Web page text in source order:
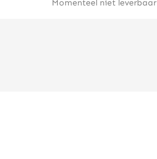
Momenteel niet leverbaar